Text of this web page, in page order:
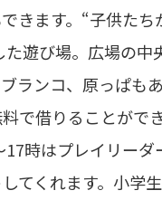
きます。“子供た
た遊び場。広場の
ランコ、原っぱも
で借りることがで
17時はプレイリー
てくれます。小学